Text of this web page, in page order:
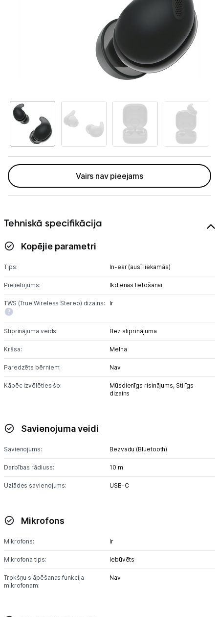
Spēļu konsoles
Akustiskās sistēmas
Austiņas
Bezvadu skaļruņi
Pastiprinātāji
GAMING pasaule >
Portatīvie datori un piederumi
Audio
Bezvadu skaļruņi
Stacionārie datori un piederumi
Tīkla iekārtas
Biroja piederumi
Vairs nav pieejams
Tehniskā specifikācija
Kopējie parametri
Tips: In-ear (ausī liekamās)
Pielietojums: Ikdienas lietošanai
TWS (True Wireless Stereo) dizains: Ir
Stiprinājuma veids: Bez stiprinājuma
Krāsa: Melna
Paredzēts bērniem: Nav
Kāpēc izvēlēties šo: Mūsdienīgs risinājums, Stilīgs
dizains
Savienojuma veidi
Savienojums: Bezvadu (Bluetooth)
Darbības rādiuss: 10 m
Uzlādes savienojums: USB-C
Mikrofons
Mikrofons: Ir
Mikrofona tips: Iebūvēts
Trokšņu slāpēšanas funkcija
mikrofonam:
Nav